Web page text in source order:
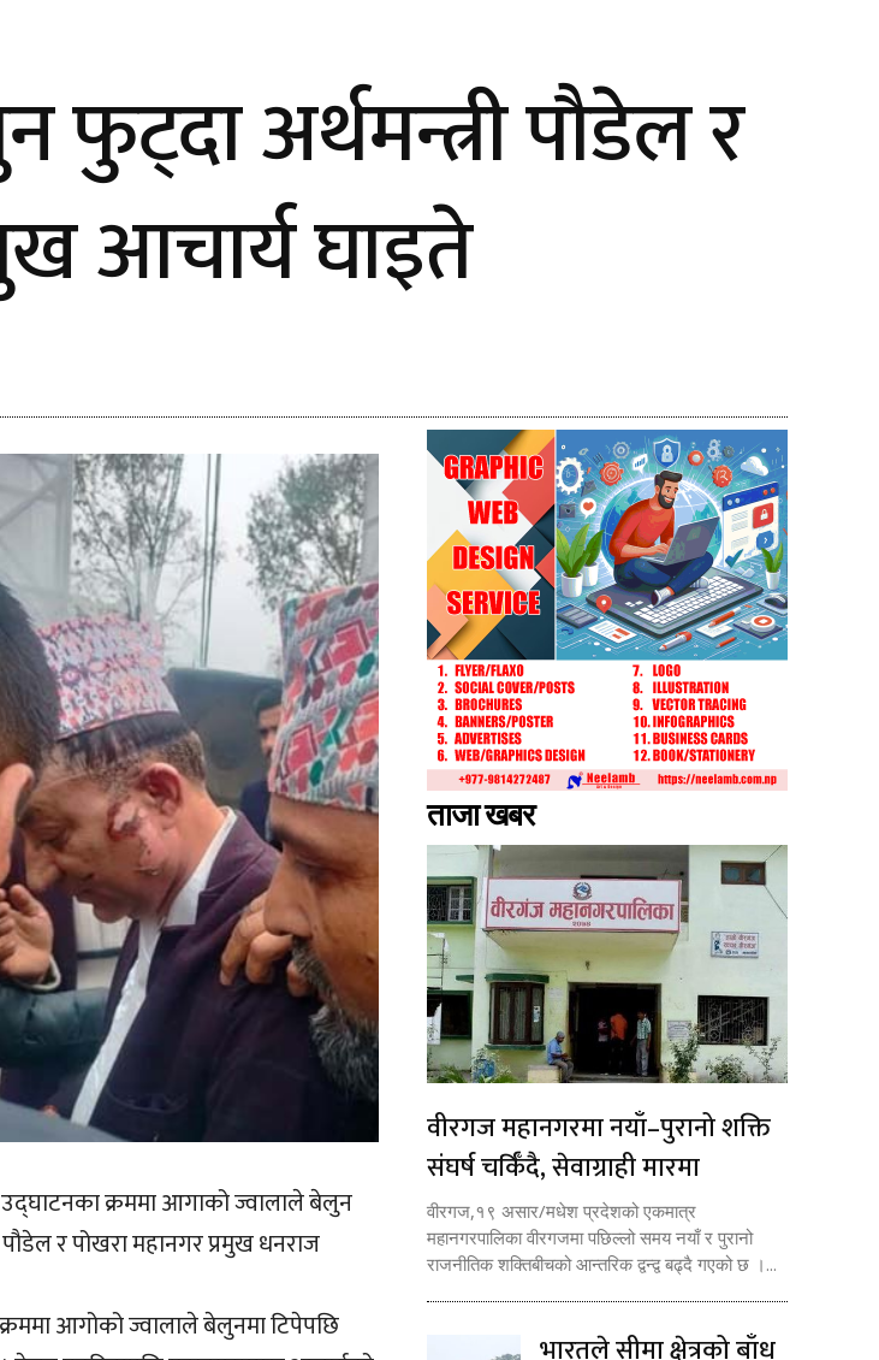
अर्थमन्त्री पौडेल र
आचार्य घाइते
उद्घाटनका क्रममा आगाको ज्वालाले बेलुन
पौडेल र पोखरा महानगर प्रमुख धनराज
आगोको ज्वालाले बेलुनमा टिपेपछि
ताजा खबर
वीरगज महानगरमा नयाँ–पुरानो शक्ति
संघर्ष चर्किँदै, सेवाग्राही मारमा
वीरगज,१९ असार/मधेश प्रदेशको एकमात्र
महानगरपालिका वीरगजमा पछिल्लो समय नयाँ र पुरानो
राजनीतिक शक्तिबीचको आन्तरिक द्वन्द्व बढ्दै गएको छ ।...